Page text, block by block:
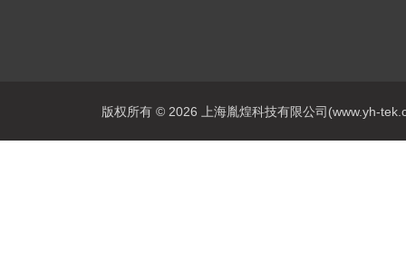
版权所有 © 2026 上海胤煌科技有限公司(www.yh-